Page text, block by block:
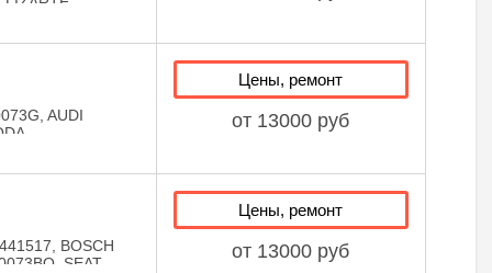
AUDI
Цены, ремонт
от 13000 руб
BOSCH
SEAT
Цены, ремонт
от 13000 руб